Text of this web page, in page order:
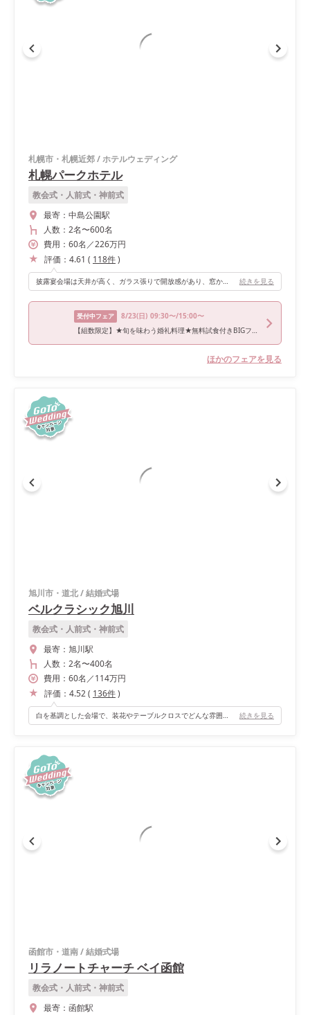
札幌市・札幌近郊/ホテルウェディング
札幌パークホテル
教会式・人前式・神前式
最寄： 中島公園駅
人数： 2名〜600名
費用： 60名 ／226万円
評価： 4.61 ( 118件)
披露宴会場は天井が高く、ガラス張りで開放感があり、窓から見えるガーデンも素敵です。お色直し入場の際にガーデンから入場できるので、サプライズ感があってゲストにも喜んでいただけたと思います。 ナイトウェディングだったので、披露宴退場の際に高砂席の後ろの窓からナイヤガラ花火を流しました。窓から見えるガーデンもライトアップされていてとても綺麗で、ゲストからも好評でした。 続きを見る
受付中フェア 8/23(日) 09:30〜/15:00〜
【組数限定】★旬を味わう婚礼料理★無料試食付きBIGフェア
ほかのフェアを見る
旭川市・道北/結婚式場
ベルクラシック旭川
教会式・人前式・神前式
最寄： 旭川駅
人数： 2名〜400名
費用： 60名 ／114万円
評価： 4.52( 136件)
白を基調とした会場で、装花やテーブルクロスでどんな雰囲気にもできます。式場決定時には何色のドレスを着るのか決められていなかったのですが、早めに式場を押さえていてもテーマやカラーコンセプトを自由自在に決められました。 また、バルコニーからの入場ができることも重要ポイントで、バーカウンターも併設されており、お酒好きの私たちにぴったりでした！ 対応人数より少なめでしたが、寂しい感じはせず、広くスペースを使えたのでその点も含めて私たちにちょうど良い会場でした。 続きを見る
函館市・道南/結婚式場
リラノートチャーチ ベイ函館
教会式・人前式・神前式
最寄： 函館駅